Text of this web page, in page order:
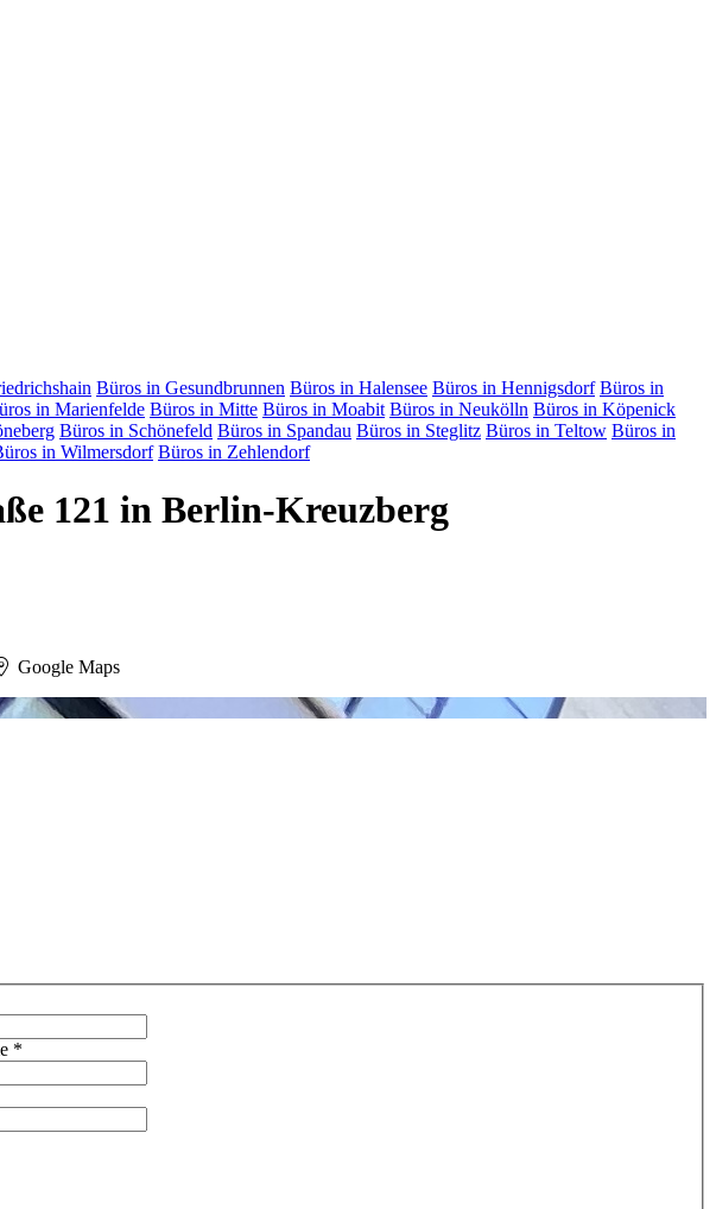
Büros in Gesundbrunnen Büros in Halensee Büros in Hennigsdorf Büros in
in Marienfelde Büros in Mitte Büros in Moabit Büros in Neukölln Büros in Köpenick
Büros in Schönefeld Büros in Spandau Büros in Steglitz Büros in Teltow Büros in
in Wilmersdorf Büros in Zehlendorf
121 in Berlin-Kreuzberg
Google Maps
*